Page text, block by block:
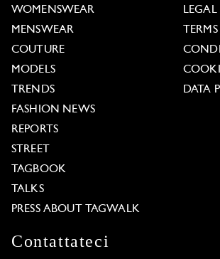
WOMENSWEAR
MENSWEAR
COUTURE
MODELS
TRENDS
FASHION NEWS
REPORTS
STREET
TAGBOOK
TALKS
PRESS ABOUT TAGWALK
LEGAL
DATA
Contattateci